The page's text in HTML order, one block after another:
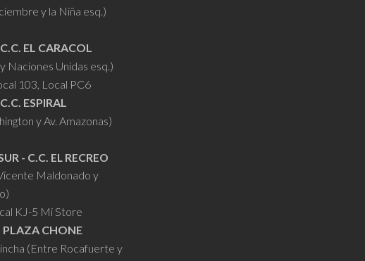
y la Niña esq.)
EL CARACOL
Naciones Unidas esq.)
103, Local PC6
ESPIRAL
y Av. Amazonas)
- C.C. EL RECREO
Maldonado y
KJ-5 Mi Store
PLAZA CHONE
(Entre Rocafuerte y